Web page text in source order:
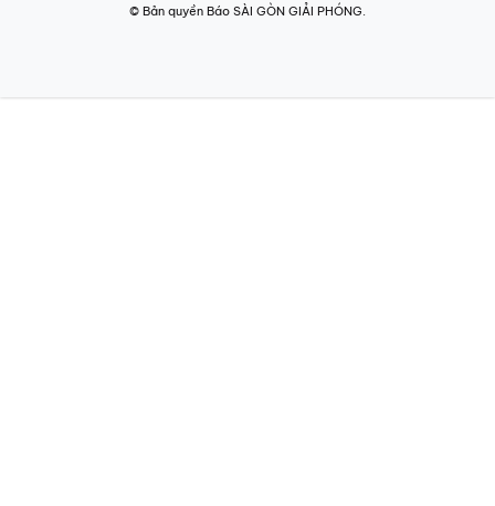
© Bản quyền Báo SÀI GÒN GIẢI PHÓNG.